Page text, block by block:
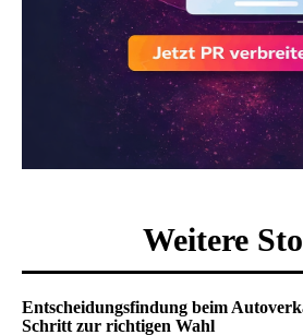
Weitere
Entscheidungsfindung beim
Schritt zur richtigen Wahl